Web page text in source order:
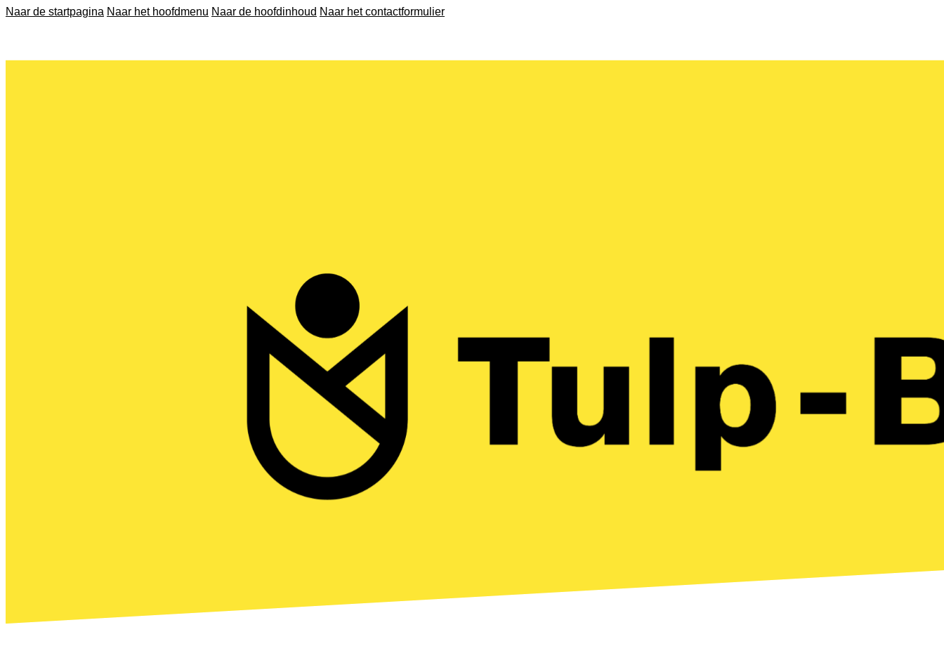
Naar de startpagina Naar het hoofdmenu Naar de hoofdinhoud Naar het contactformulier